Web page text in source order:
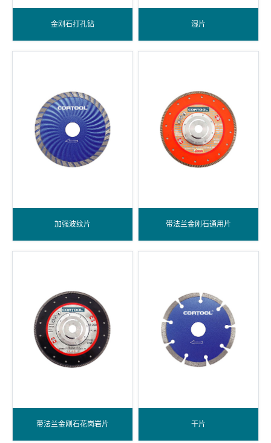
金刚石打孔钻 湿片
加强波纹片 带法兰金刚石通用片
带法兰金刚石花岗岩片 干片